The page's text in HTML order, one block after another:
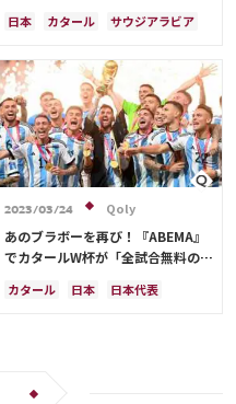
日本 カタール
サウジアラビア
酒井 宏樹
2023/03/24 Qoly
あのブラボーを再び！『ABEMA』
でカタールW杯が「全試合無料の見
カタール 日本
日本代表